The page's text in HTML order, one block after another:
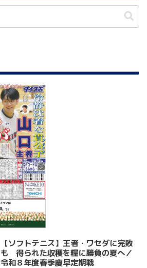
【ソフトテニス】王者・ワセダに完敗
も 得られた収穫を糧に勝負の夏へ／
令和８年度春季慶早定期戦